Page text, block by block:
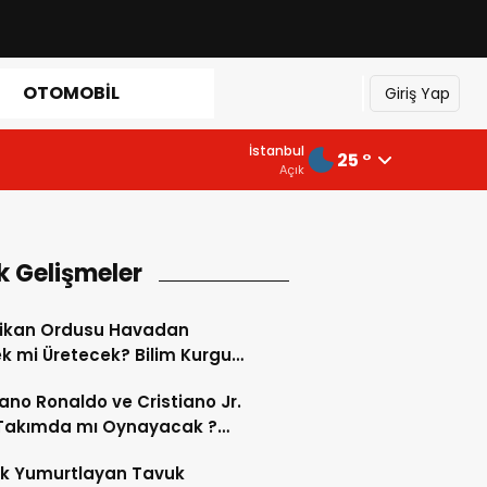
OTOMOBIL Giriş Yap
İstanbul
Açık 25 °
Gelişmeler
Ordusu Havadan
mi Üretecek? Bilim Kurgu
Ronaldo ve Cristiano Jr.
mı Oynayacak ?
Başlıyor ?
Yumurtlayan Tavuk